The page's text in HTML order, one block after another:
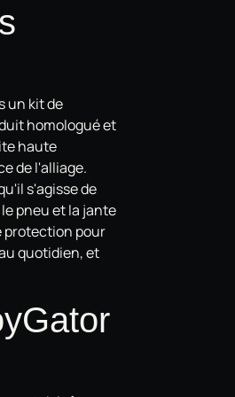
un kit de
homologué et
haute
de l'alliage.
s'agisse de
pneu et la jante
protection pour
quotidien, et